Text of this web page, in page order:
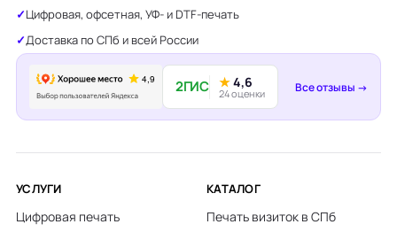
Цифровая, офсетная, УФ- и DTF-печать
Доставка по СПб и всей России
2ГИС ★4,6
24 оценки Все отзывы →
УСЛУГИ
Цифровая печать
КАТАЛОГ
Печать визиток в СПб